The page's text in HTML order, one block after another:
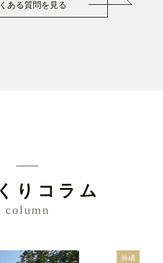
ある質問を見る
りコラム
column
外構